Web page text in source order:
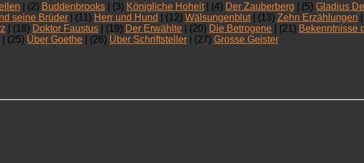
| (2) Buddenbrooks | (3) Königliche Hoheit| (4) Der Zauberberg | (5) Gladius
seine Brüder | (11) Herr und Hund | (12) Wälsungenblut| (13) Zehn Erzählungen
| (18) Doktor Faustus | (19) Der Erwählte | (20) Die Betrogene | (21) Bekenntnisse
| (25) Über Goethe | (26) Über Schriftsteller | (27) Grosse Geister